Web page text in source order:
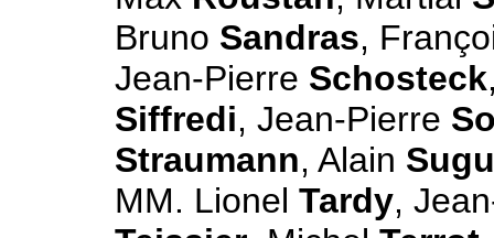
Bruno Sandras,
Jean-Pierre Schosteck
Siffredi, Jean-Pierre
Straumann, Alain
MM. Lionel Tardy,